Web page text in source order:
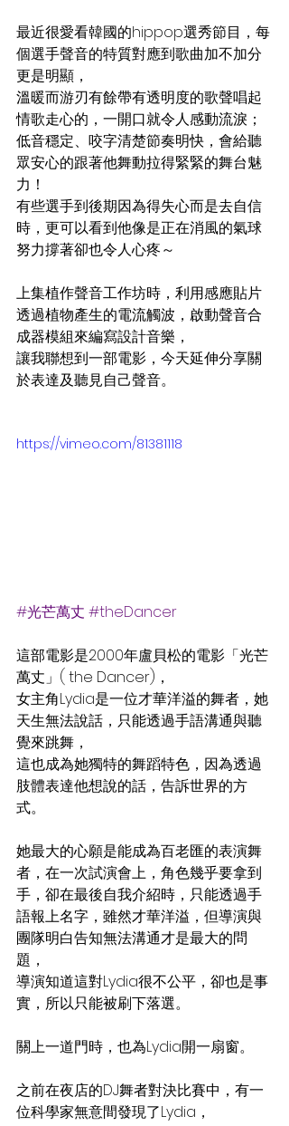
最近很愛看韓國的hippop選秀節目，每
個選手聲音的特質對應到歌曲加不加分
更是明顯，
溫暖而游刃有餘帶有透明度的歌聲唱起
情歌走心的，一開口就令人感動流淚；
低音穩定、咬字清楚節奏明快，會給聽
眾安心的跟著他舞動拉得緊緊的舞台魅
力！
有些選手到後期因為得失心而是去自信
時，更可以看到他像是正在消風的氣球
努力撐著卻也令人心疼～
上集植作聲音工作坊時，利用感應貼片
透過植物產生的電流觸波，啟動聲音合
成器模組來編寫設計音樂，
讓我聯想到一部電影，今天延伸分享關
於表達及聽見自己聲音。
https://vimeo.com/81381118
#光芒萬丈 #theDancer
這部電影是2000年盧貝松的電影「光芒
萬丈」( the Dancer)，
女主角Lydia是一位才華洋溢的舞者，她
天生無法說話，只能透過手語溝通與聽
覺來跳舞，
這也成為她獨特的舞蹈特色，因為透過
肢體表達他想說的話，告訴世界的方
式。
她最大的心願是能成為百老匯的表演舞
者，在一次試演會上，角色幾乎要拿到
手，卻在最後自我介紹時，只能透過手
語報上名字，雖然才華洋溢，但導演與
團隊明白告知無法溝通才是最大的問
題，
導演知道這對Lydia很不公平，卻也是事
實，所以只能被刷下落選。
關上一道門時，也為Lydia開一扇窗。
之前在夜店的DJ舞者對決比賽中，有一
位科學家無意間發現了Lydia，